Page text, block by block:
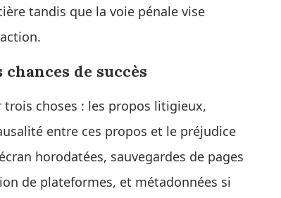
tandis que la voie pénale vise
de succès
choses : les propos litigieux,
entre ces propos et le préjudice
horodatées, sauvegardes de pages
de plateformes, et métadonnées si